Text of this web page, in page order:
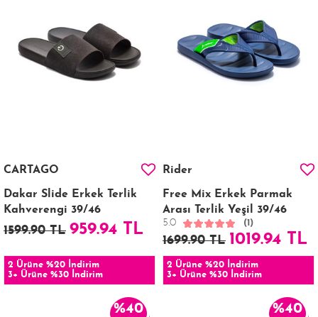
CARTAGO
Dakar Slide Erkek Terlik
Kahverengi 39/46
1599.90 TL 959.94 TL
2 Ürüne %20 İndirim
3+ Ürüne %30 İndirim
Rider
Free Mix Erkek Parmak
Arası Terlik Yeşil 39/46
5.0 (1)
1699.90 TL 1019.94 TL
2 Ürüne %20 İndirim
3+ Ürüne %30 İndirim
%40 %40